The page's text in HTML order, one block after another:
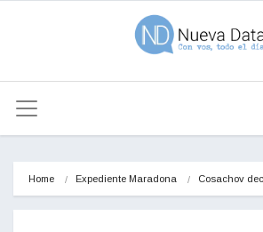
Home Expediente Maradona Cosachov